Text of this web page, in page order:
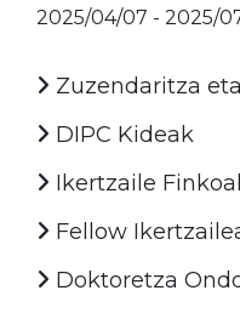
2025/04/07 - 2025/
Zuzendaritza
DIPC Kideak
Ikertzaile
Fellow
Doktoretza